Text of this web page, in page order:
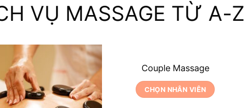
VỤ MASSAGE TỪ A-Z
Couple Massage
CHỌN NHÂN VIÊN